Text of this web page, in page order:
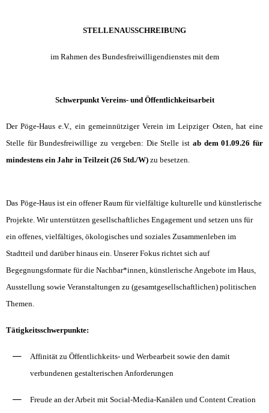
Presse/Newsletter
STELLENAUSSCHREIBUNG
im Rahmen des Bundesfreiwilligendienstes mit dem
Schwerpunkt Vereins- und Öffentlichkeitsarbeit
Der Pöge-Haus e.V., ein gemeinnütziger Verein im Leipziger Osten, hat eine
Stelle für Bundesfreiwillige zu vergeben: Die Stelle ist ab dem 01.09.26 für
mindestens ein Jahr in Teilzeit (26 Std./W) zu besetzen.
Das Pöge-Haus ist ein offener Raum für vielfältige kulturelle und künstlerische
Projekte. Wir unterstützen gesellschaftliches Engagement und setzen uns für
ein offenes, vielfältiges, ökologisches und soziales Zusammenleben im
Stadtteil und darüber hinaus ein. Unserer Fokus richtet sich auf
Begegnungsformate für die Nachbar*innen, künstlerische Angebote im Haus,
Ausstellung sowie Veranstaltungen zu (gesamtgesellschaftlichen) politischen
Themen.
Tätigkeitsschwerpunkte:
Affinität zu Öffentlichkeits- und Werbearbeit sowie den damit
verbundenen gestalterischen Anforderungen
Freude an der Arbeit mit Social-Media-Kanälen und Content Creation